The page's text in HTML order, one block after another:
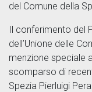
del Comune della
Il conferimento del
dell’Unione delle
menzione speciale
scomparso di
Spezia Pierluigi